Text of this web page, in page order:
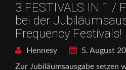
3 FESTIVALS IN 1 /
bei der
Frequency Festivals!
Hennesy
5. August
Zur Jubiläumsausgabe setzen